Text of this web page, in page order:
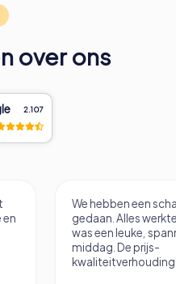
over ons
2.107
en
We hebben een
gedaan. Alles
was een leuke,
middag. De prijs-
kwaliteitverhouding